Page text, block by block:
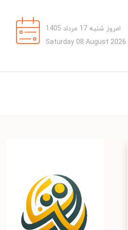
امروز شنبه 17 مرداد 1405
Saturday 08 August 2026